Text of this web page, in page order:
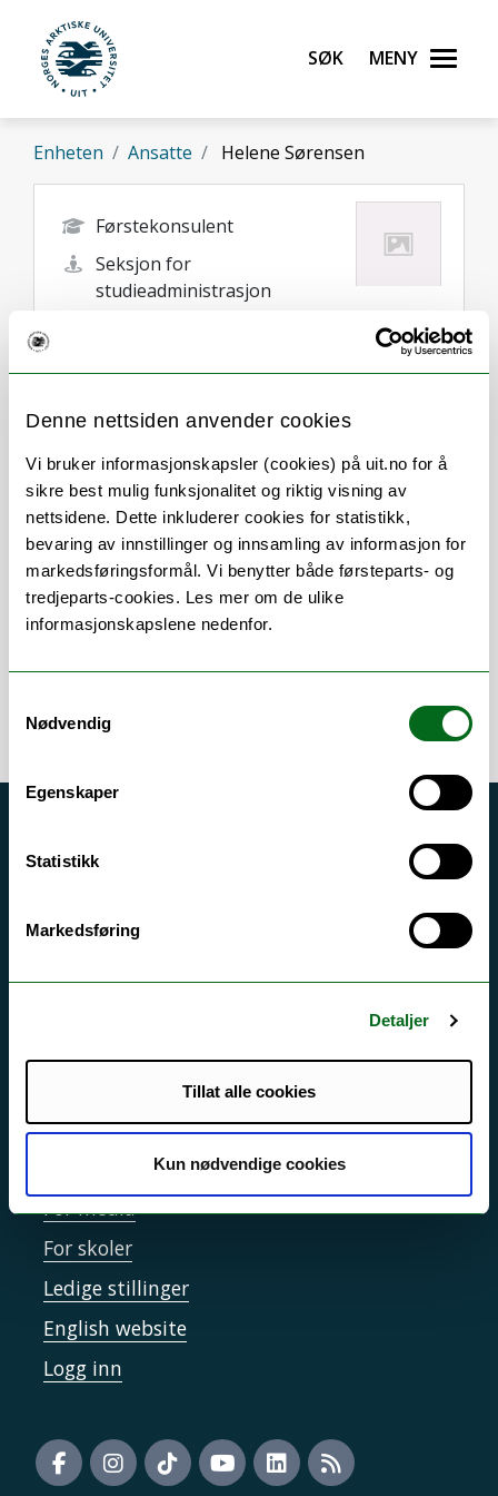
Denne nettsiden anvender cookies
Vi bruker informasjonskapsler (cookies) på uit.no for å
sikre best mulig funksjonalitet og riktig visning av
nettsidene. Dette inkluderer cookies for statistikk,
bevaring av innstillinger og innsamling av informasjon for
markedsføringsformål. Vi benytter både førsteparts- og
tredjeparts-cookies. Les mer om de ulike
informasjonskapslene nedenfor.
Nødvendig
Egenskaper
Statistikk
Markedsføring
Detaljer
Tillat alle cookies
Kun nødvendige cookies
Gå til hovedinnhold
UiT Norges arktiske universitet
Søk Meny
Enheten Ansatte Helene Sørensen
Førstekonsulent
Seksjon for
studieadministrasjon
Om Forskning og undervisning
Si ifra!
Kontakt UiT
For media
For skoler
Ledige stillinger
English website
Logg inn